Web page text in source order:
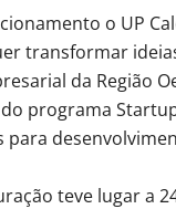
o UP
transformar
da Região
programa
para
teve lugar a